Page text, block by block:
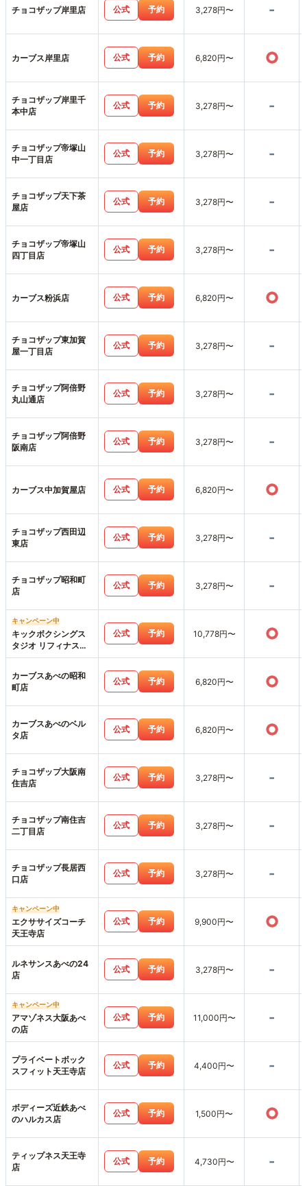
チョコザップ岸里店 公式 予約 3,278円〜 -
カーブス岸里店 公式 予約 6,820円〜 ○
チョコザップ岸里千
本中店
公式 予約 3,278円〜 -
チョコザップ帝塚山
中一丁目店
公式 予約 3,278円〜 -
チョコザップ天下茶
屋店
公式 予約 3,278円〜 -
チョコザップ帝塚山
四丁目店
公式 予約 3,278円〜 -
カーブス粉浜店 公式 予約 6,820円〜 ○
チョコザップ東加賀
屋一丁目店
公式 予約 3,278円〜 -
チョコザップ阿倍野
丸山通店
公式 予約 3,278円〜 -
チョコザップ阿倍野
阪南店
公式 予約 3,278円〜 -
カーブス中加賀屋店 公式 予約 6,820円〜 ○
チョコザップ西田辺
東店
公式 予約 3,278円〜 -
チョコザップ昭和町
店
公式 予約 3,278円〜 -
キャンペーン中
キックボクシングス
タジオ リフィナス天
王寺店
公式 予約 10,778円〜 ○
カーブスあべの昭和
町店
公式 予約 6,820円〜 ○
カーブスあべのベル
タ店
公式 予約 6,820円〜 ○
チョコザップ大阪南
住吉店
公式 予約 3,278円〜 -
チョコザップ南住吉
二丁目店
公式 予約 3,278円〜 -
チョコザップ長居西
口店
公式 予約 3,278円〜 -
キャンペーン中
エクササイズコーチ
天王寺店
公式 予約 9,900円〜 ○
ルネサンスあべの24
店
公式 予約 3,278円〜 -
キャンペーン中
アマゾネス大阪あべ
の店
公式 予約 11,000円〜 -
プライベートボック
スフィット天王寺店
公式 予約 4,400円〜 -
ボディーズ近鉄あべ
のハルカス店
公式 予約 1,500円〜 ○
ティップネス天王寺
店
公式 予約 4,730円〜 -